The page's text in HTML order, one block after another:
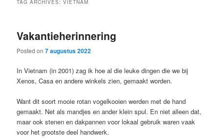
content
content
TAG ARCHIVES:VIETNAM
Vakantieherinnering
Posted on7 augustus 2022
In Vietnam (in 2001) zag ik hoe al die leuke dingen die we bij
Xenos, Casa en andere winkels zien, gemaakt worden.
Want dit soort mooie rotan vogelkooien werden met de hand
gemaakt. Net als mandjes en ander klein spul. En niet alleen dat,
maar ook stenen en dakpannen voor lokaal gebruik waren vaak
voor het grootste deel handwerk.